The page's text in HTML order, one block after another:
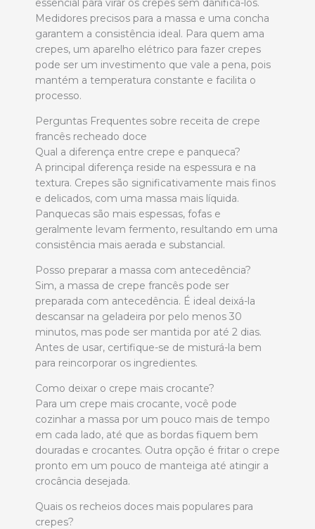
Medidores precisos para a massa e uma concha
garantem a consistência ideal. Para quem ama
crepes, um aparelho elétrico para fazer crepes
pode ser um investimento que vale a pena, pois
mantém a temperatura constante e facilita o
processo.
Perguntas Frequentes sobre receita de crepe
francês recheado doce
Qual a diferença entre crepe e panqueca?
A principal diferença reside na espessura e na
textura. Crepes são significativamente mais finos
e delicados, com uma massa mais líquida.
Panquecas são mais espessas, fofas e
geralmente levam fermento, resultando em uma
consistência mais aerada e substancial.
Posso preparar a massa com antecedência?
Sim, a massa de crepe francês pode ser
preparada com antecedência. É ideal deixá-la
descansar na geladeira por pelo menos 30
minutos, mas pode ser mantida por até 2 dias.
Antes de usar, certifique-se de misturá-la bem
para reincorporar os ingredientes.
Como deixar o crepe mais crocante?
Para um crepe mais crocante, você pode
cozinhar a massa por um pouco mais de tempo
em cada lado, até que as bordas fiquem bem
douradas e crocantes. Outra opção é fritar o crepe
pronto em um pouco de manteiga até atingir a
crocância desejada.
Quais os recheios doces mais populares para
crepes?